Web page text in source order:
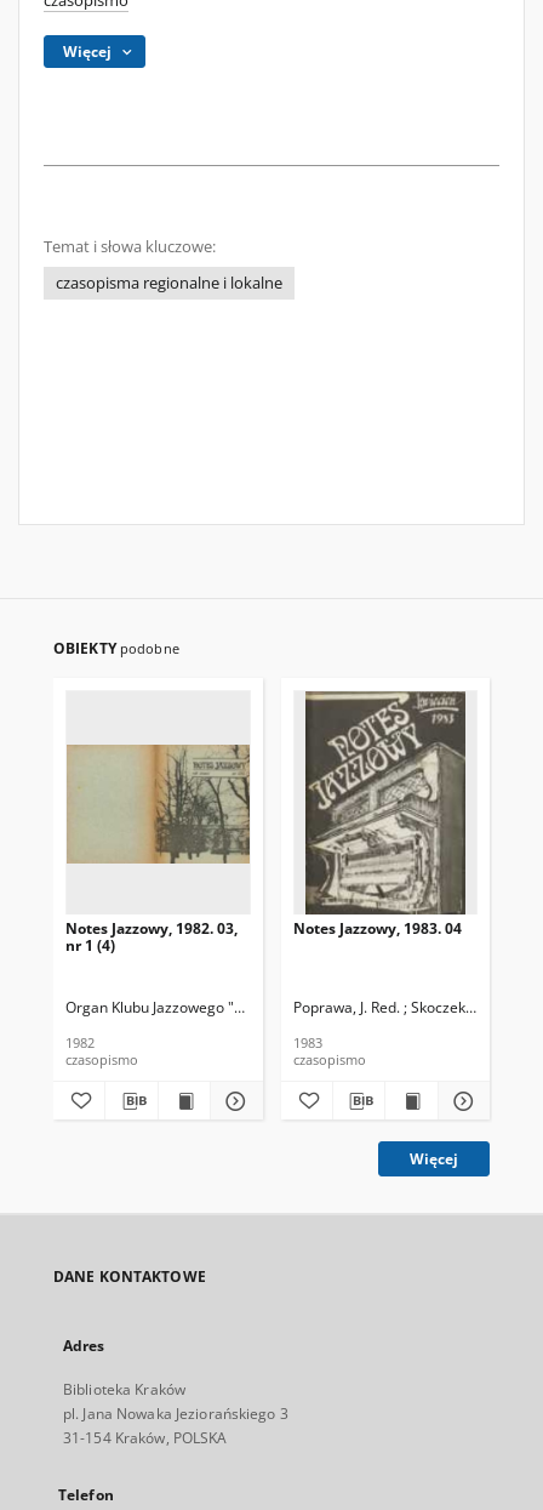
Więcej
Temat i słowa kluczowe:
czasopisma regionalne i lokalne
OBIEKTY podobne
Notes Jazzowy, 1982. 03,
nr 1 (4)
Organ Klubu Jazzowego "Rotunda" Skoczek, T. Red.
1982
czasopismo
Notes Jazzowy, 1983. 04
Poprawa, J. Red. ; Skoczek T. Red.
1983
czasopismo
Więcej
DANE KONTAKTOWE
Adres
Biblioteka Kraków
pl. Jana Nowaka Jeziorańskiego 3
31-154 Kraków, POLSKA
Telefon